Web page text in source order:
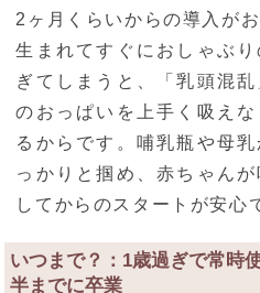
2ヶ月くらいからの導入がお
生まれてすぐにおしゃぶ
ぎてしまうと、「乳頭混
のおっぱいを上手く吸え
るからです。哺乳瓶や母
っかりと掴め、赤ちゃん
してからのスタートが安心
いつまで？：1歳過ぎで常時
半までに卒業